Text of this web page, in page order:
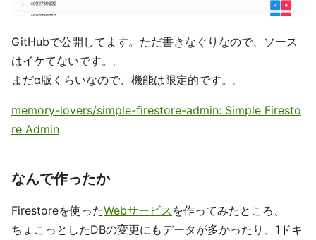
GitHubで公開してます。ただ書きなぐりなので、ソース
はイケてないです。。
まだα版くらいなので、機能は限定的です。。
memory-lovers/simple-firestore-admin: Simple Firesto
re Admin
なんで作ったか
Firestoreを使ったWebサービス を作ってみたところ、
ちょこっとしたDBの変更にもデータが多かったり、1ドキ